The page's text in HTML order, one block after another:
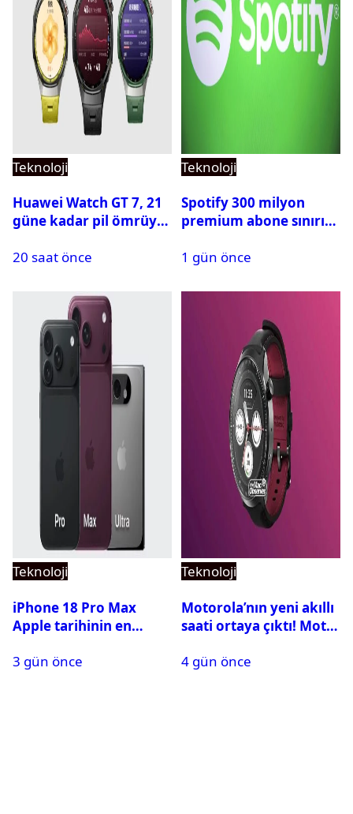
Teknoloji
Huawei Watch GT 7, 21
güne kadar pil ömrüyle
20 saat önce
Teknoloji
Spotify 300 milyon
premium abone sınırını
1 gün önce
Teknoloji
iPhone 18 Pro Max
Apple tarihinin en
3 gün önce
Teknoloji
Motorola’nın yeni akıllı
saati ortaya çıktı! Moto
görüntülendi
4 gün önce